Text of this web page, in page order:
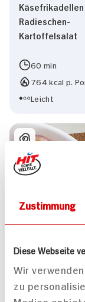
Zustimmung
Diese Webseite
Wir
zu
Radieschen-
Kartoffelsalat
60 min
764 kcal p.
Leicht